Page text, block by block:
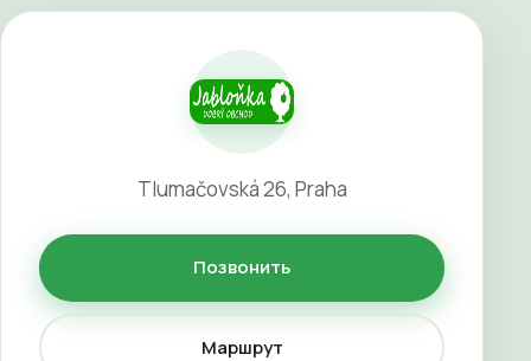
Tlumačovská 26, Praha
Позвонить
Маршрут